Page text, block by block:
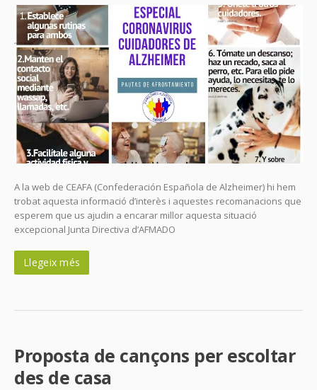
A la web de CEAFA (Confederación Española de Alzheimer) hi hem
trobat aquesta informació d’interès i aquestes recomanacions que
esperem que us ajudin a encarar millor aquesta situació
excepcional Junta Directiva d’AFMADO
Llegeix més
Proposta de cançons per escoltar
des de casa